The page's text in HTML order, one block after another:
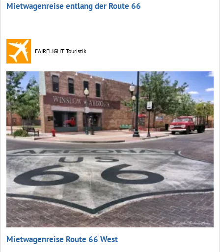
Mietwagenreise entlang der Route 66
FAIRFLIGHT Touristik
Mietwagenreise Route 66 West